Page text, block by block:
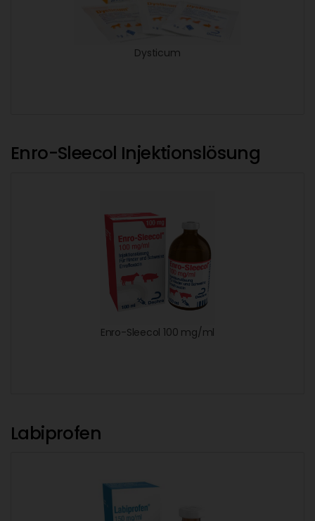
Dysticum
Enro-Sleecol Injektionslösung
Enro-Sleecol 100 mg/ml
Labiprofen